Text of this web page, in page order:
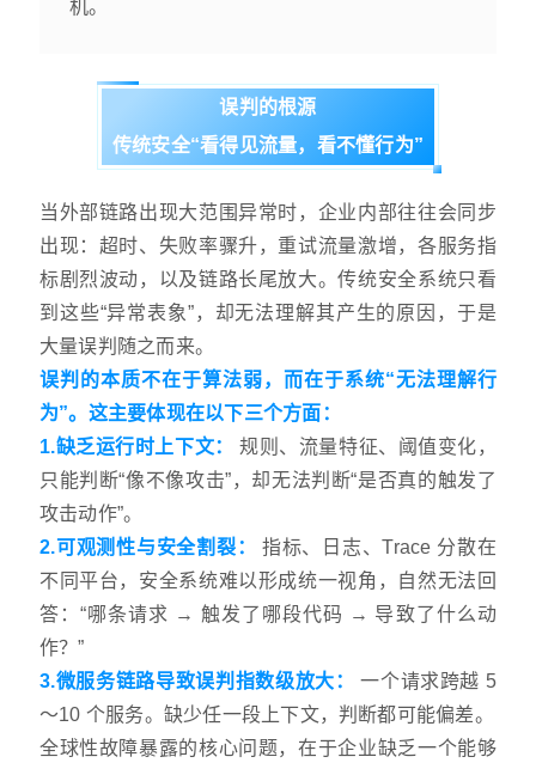
机。
误判的根源
传统安全“看得见流量，看不懂行为”
当外部链路出现大范围异常时，企业内部往往会同步
出现：超时、失败率骤升，重试流量激增，各服务指
标剧烈波动，以及链路长尾放大。传统安全系统只看
到这些“异常表象”，却无法理解其产生的原因，于是
大量误判随之而来。
误判的本质不在于算法弱，而在于系统“无法理解行
为”。这主要体现在以下三个方面：
1.缺乏运行时上下文：
规则、流量特征、阈值变化，
只能判断“像不像攻击”，却无法判断“是否真的触发了
攻击动作”。
2.可观测性与安全割裂：
指标、日志、Trace 分散在
不同平台，安全系统难以形成统一视角，自然无法回
答：“哪条请求 → 触发了哪段代码 → 导致了什么动
作？”
3.微服务链路导致误判指数级放大：
一个请求跨越 5
～10 个服务。缺少任一段上下文，判断都可能偏差。
全球性故障暴露的核心问题，在于企业缺乏一个能够